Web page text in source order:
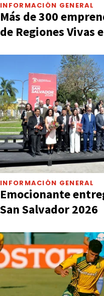
INFORMACIÓN GENERAL
Más de 300
de Regiones Vivas
INFORMACIÓN GENERAL
Emocionante
San Salvador 2026